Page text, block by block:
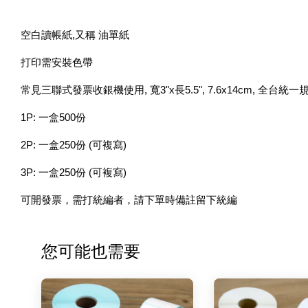
空白讀帳紙,又稱 油單紙
打印需安裝色帶
常見三聯式發票收銀機使用, 寬3"x長5.5", 7.6x14cm, 全台統一
1P: 一盒500份
2P: 一盒250份 (可複寫)
3P: 一盒250份 (可複寫)
可開發票，需打統編者，請下單時備註留下統編
您可能也需要